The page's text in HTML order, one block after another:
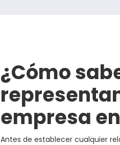
¿Cómo
empresa
Antes de establecer cualquier